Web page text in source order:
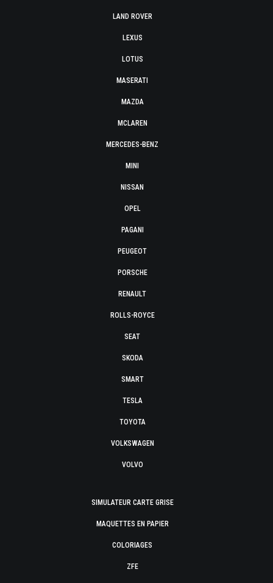
LAND ROVER
LEXUS
LOTUS
MASERATI
MAZDA
MCLAREN
MERCEDES-BENZ
MINI
NISSAN
OPEL
PAGANI
PEUGEOT
PORSCHE
RENAULT
ROLLS-ROYCE
SEAT
SKODA
SMART
TESLA
TOYOTA
VOLKSWAGEN
VOLVO
SIMULATEUR CARTE GRISE
MAQUETTES EN PAPIER
COLORIAGES
ZFE